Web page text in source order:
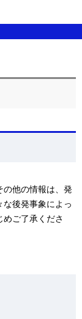
の他の情報は、発
後発事象によっ
ご了承くださ